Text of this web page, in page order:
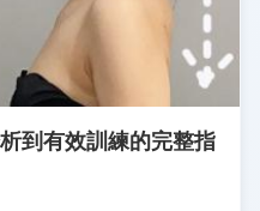
到有效訓練的完整指